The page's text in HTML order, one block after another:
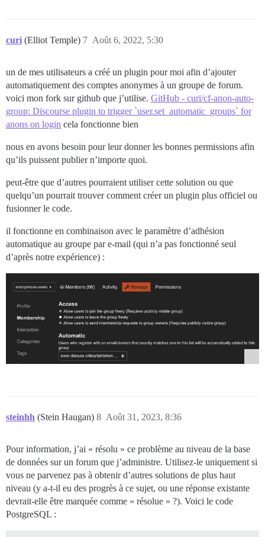
curi (Elliot Temple) Août 6, 2022, 5:30
7
un de mes utilisateurs a créé un plugin pour moi afin d’ajouter
automatiquement des comptes anonymes à un groupe de forum.
voici mon fork sur github que j’utilise. GitHub - curi/cf-anon-auto-
group: Discourse plugin to trigger `user.set_automatic_groups` for
anons on login cela fonctionne bien
nous en avons besoin pour leur donner les bonnes permissions afin
qu’ils puissent publier n’importe quoi.
peut-être que d’autres pourraient utiliser cette solution ou que
quelqu’un pourrait trouver comment créer un plugin plus officiel ou
fusionner le code.
il fonctionne en combinaison avec le paramètre d’adhésion
automatique au groupe par e-mail (qui n’a pas fonctionné seul
d’après notre expérience) :
steinhh (Stein Haugan) Août 31, 2023, 8:36
8
Pour information, j’ai « résolu » ce problème au niveau de la base
de données sur un forum que j’administre. Utilisez-le uniquement si
vous ne parvenez pas à obtenir d’autres solutions de plus haut
niveau (y a-t-il eu des progrès à ce sujet, ou une réponse existante
devrait-elle être marquée comme « résolue » ?). Voici le code
PostgreSQL :